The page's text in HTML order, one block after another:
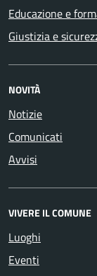
Educazione e
Giustizia e
NOVITÀ
Notizie
Comunicati
Avvisi
VIVERE IL COMUNE
Luoghi
Eventi